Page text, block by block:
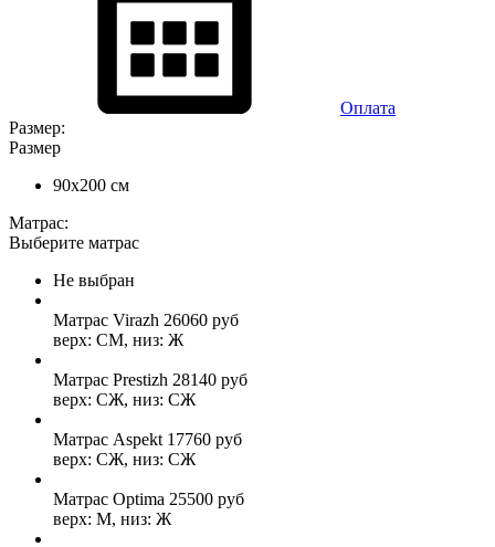
Оплата
Размер:
Размер
90x200 см
Матрас:
Выберите матрас
Не выбран
Матрас Virazh 26060 руб
верх: СМ, низ: Ж
Матрас Prestizh 28140 руб
верх: СЖ, низ: СЖ
Матрас Aspekt 17760 руб
верх: СЖ, низ: СЖ
Матрас Optima 25500 руб
верх: М, низ: Ж